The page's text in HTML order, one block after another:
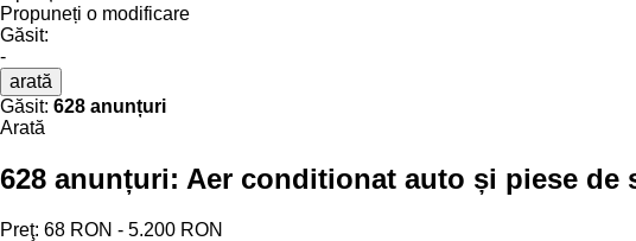
Propuneți o modificare
Găsit:
-
arată
Găsit: 628 anunțuri
Arată
628 anunțuri: Aer conditionat auto și piese de
Preţ: 68 RON - 5.200 RON